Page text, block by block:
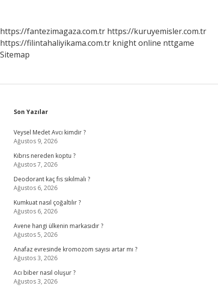
https://fantezimagaza.com.tr https://kuruyemisler.com.tr
https://filintahaliyikama.com.tr knight online nttgame
Sitemap
Sidebar
Son Yazılar
Veysel Medet Avcı kimdir ?
Ağustos 9, 2026
Kıbrıs nereden koptu ?
Ağustos 7, 2026
Deodorant kaç fıs sıkılmalı ?
Ağustos 6, 2026
Kumkuat nasıl çoğaltılır ?
Ağustos 6, 2026
Avene hangi ülkenin markasıdır ?
Ağustos 5, 2026
Anafaz evresinde kromozom sayısı artar mı ?
Ağustos 3, 2026
Acı biber nasıl oluşur ?
Ağustos 3, 2026